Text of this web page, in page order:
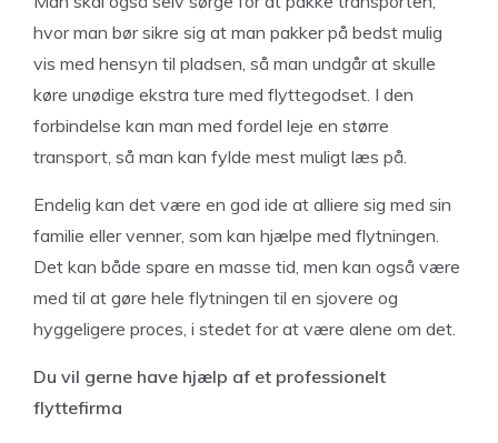
hvor man bør sikre sig at man pakker på bedst mulig
vis med hensyn til pladsen, så man undgår at skulle
køre unødige ekstra ture med flyttegodset. I den
forbindelse kan man med fordel leje en større
transport, så man kan fylde mest muligt læs på.
Endelig kan det være en god ide at alliere sig med sin
familie eller venner, som kan hjælpe med flytningen.
Det kan både spare en masse tid, men kan også være
med til at gøre hele flytningen til en sjovere og
hyggeligere proces, i stedet for at være alene om det.
Du vil gerne have hjælp af et professionelt
flyttefirma